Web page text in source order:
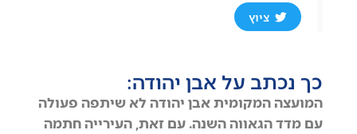
ציוץ
כך נכתב על אבן יהודה:
המועצה המקומית אבן יהודה לא שיתפה פעולה
עם מדד הגאווה השנה. עם זאת, העירייה חתמה